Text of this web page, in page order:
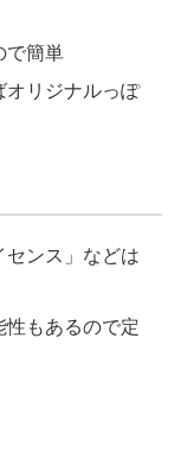
で簡単
オリジナルっぽ
センス」などは
性もあるので定